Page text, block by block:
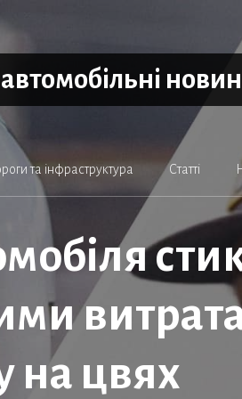
та інфраструктура Статті
на цвях